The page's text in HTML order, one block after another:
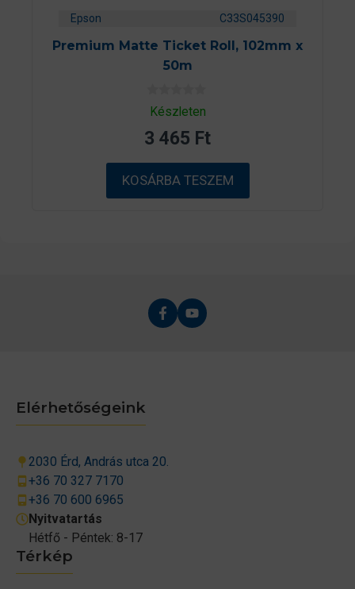
Epson C33S045390
Premium Matte Ticket Roll, 102mm x
50m
0
a
5
b
ő
l
Készleten
3 465 Ft
KOSÁRBA TESZEM
Térkép
Elérhetőségeink
2030 Érd, András utca 20.
+36 70 327 7170
+36 70 600 6965
Nyitvatartás
Hétfő - Péntek: 8-17